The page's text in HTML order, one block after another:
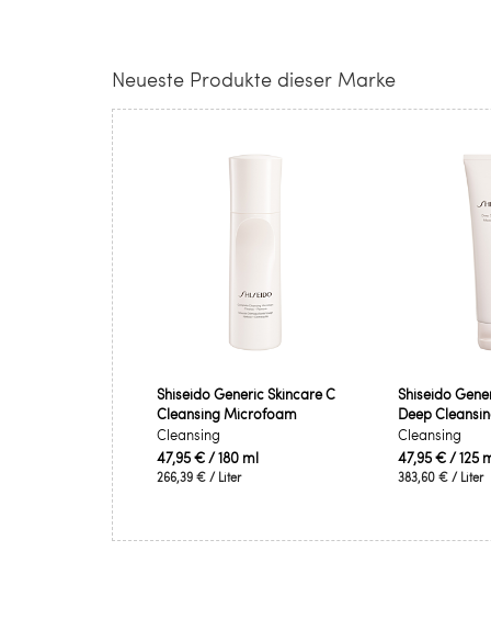
Neueste Produkte dieser Marke
Shiseido Generic Skincare C
Cleansing Microfoam
Cleansing
47,95 €/ 180 ml
266,39 € / Liter
Shiseido
Deep
Cleansing
47,95 €/ 125
383,60 €/ Liter